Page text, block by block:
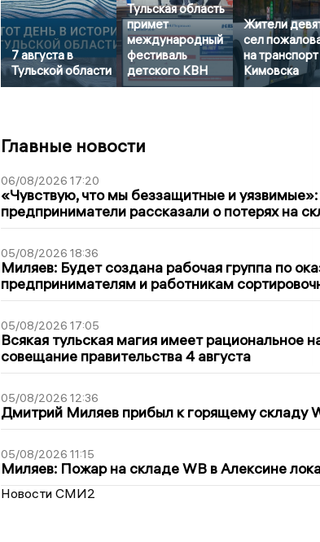
7 августа в
Тульской области
Тульская область
примет
международный
фестиваль
детского КВН
Жители
сел
на
Кимовска
Главные новости
06/08/2026 17:20
«Чувствую, что мы беззащитные и уязвимые»:
предприниматели рассказали о потерях на
05/08/2026 18:36
Миляев: Будет создана рабочая группа по
предпринимателям и работникам
05/08/2026 17:05
Всякая тульская магия имеет рациональное
совещание правительства 4 августа
05/08/2026 12:36
Дмитрий Миляев прибыл к горящему складу
05/08/2026 11:15
Миляев: Пожар на складе WB в Алексине
Новости СМИ2